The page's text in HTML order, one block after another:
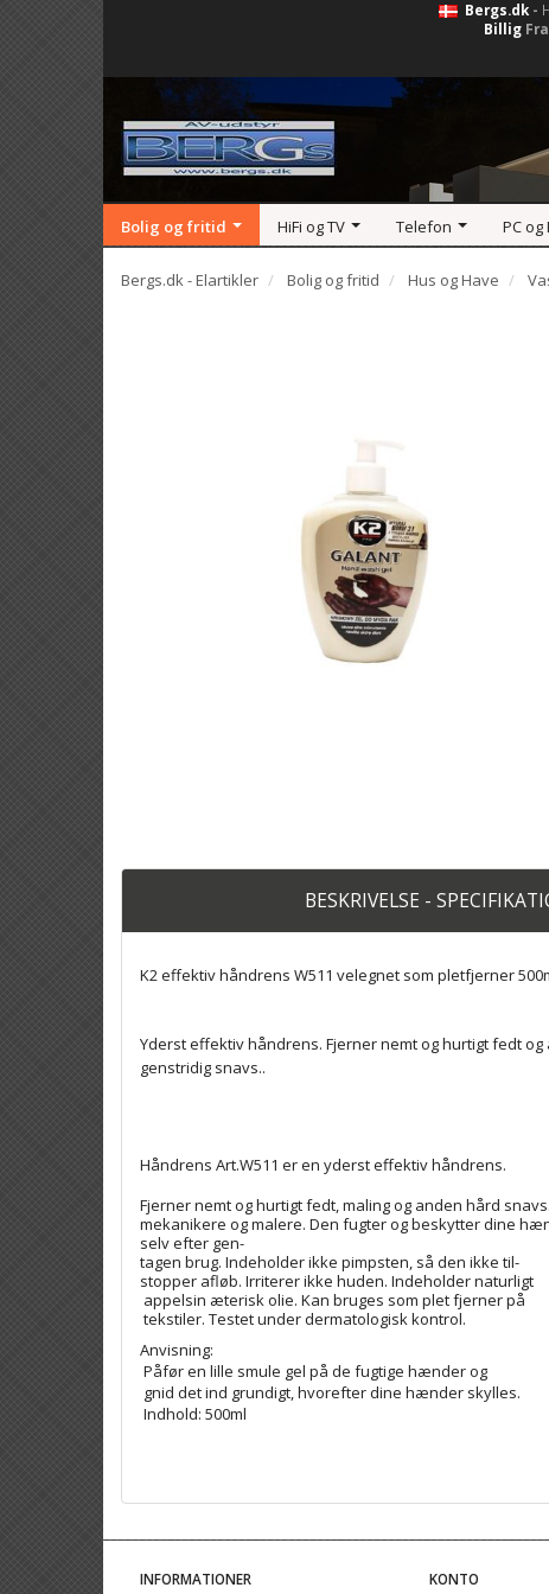
Bergs.dk-
Billig
Bolig og fritid HiFi og TV Telefon PC og
Bergs.dk - Elartikler Bolig og fritid Hus og Have
BESKRIVELSE -
K2 effektiv håndrens W511 velegnet som pletfjerner
Yderst effektiv håndrens. Fjerner nemt og hurtigt fedt
genstridig snavs..
Håndrens Art.W511 er en yderst effektiv håndrens.
Fjerner nemt og hurtigt fedt, maling og anden hård
mekanikere og malere. Den fugter og beskytter dine
selv efter gen-
tagen brug. Indeholder ikke pimpsten, så den ikke til-
stopper afløb. Irriterer ikke huden. Indeholder naturligt
appelsin æterisk olie. Kan bruges som plet fjerner på
tekstiler. Testet under dermatologisk kontrol.
Anvisning:
Påfør en lille smule gel på de fugtige hænder og
gnid det ind grundigt, hvorefter dine hænder skylles.
Indhold: 500ml
INFORMATIONER KONTO